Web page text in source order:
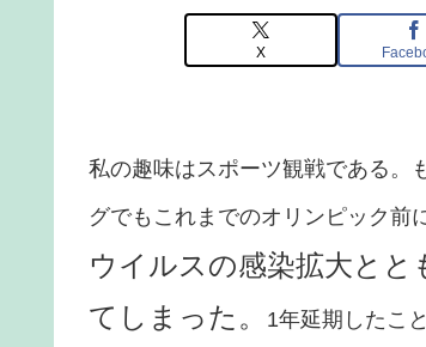
X
私の趣味はスポーツ観戦である。
グでもこれまでのオリンピック前
ウイルスの感染拡大と
てしまった。
1年延期したこ